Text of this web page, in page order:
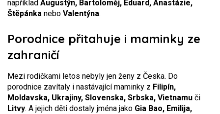
například Augustýn, Bartoloměj, Eduard, Anastázie,
Štěpánka nebo Valentýna.
Porodnice přitahuje i maminky ze
zahraničí
Mezi rodičkami letos nebyly jen ženy z Česka. Do
porodnice zavítaly i nastávající maminky z Filipín,
Moldavska, Ukrajiny, Slovenska, Srbska, Vietnamu či
Litvy. A jejich děti dostaly jména jako Gia Bao, Emilija,